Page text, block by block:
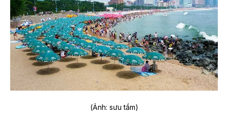
(Ảnh: sưu tầm)